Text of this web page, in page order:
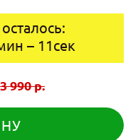
– 11сек
3 990 р.